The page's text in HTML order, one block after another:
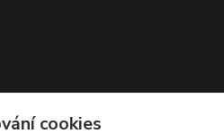
cookies